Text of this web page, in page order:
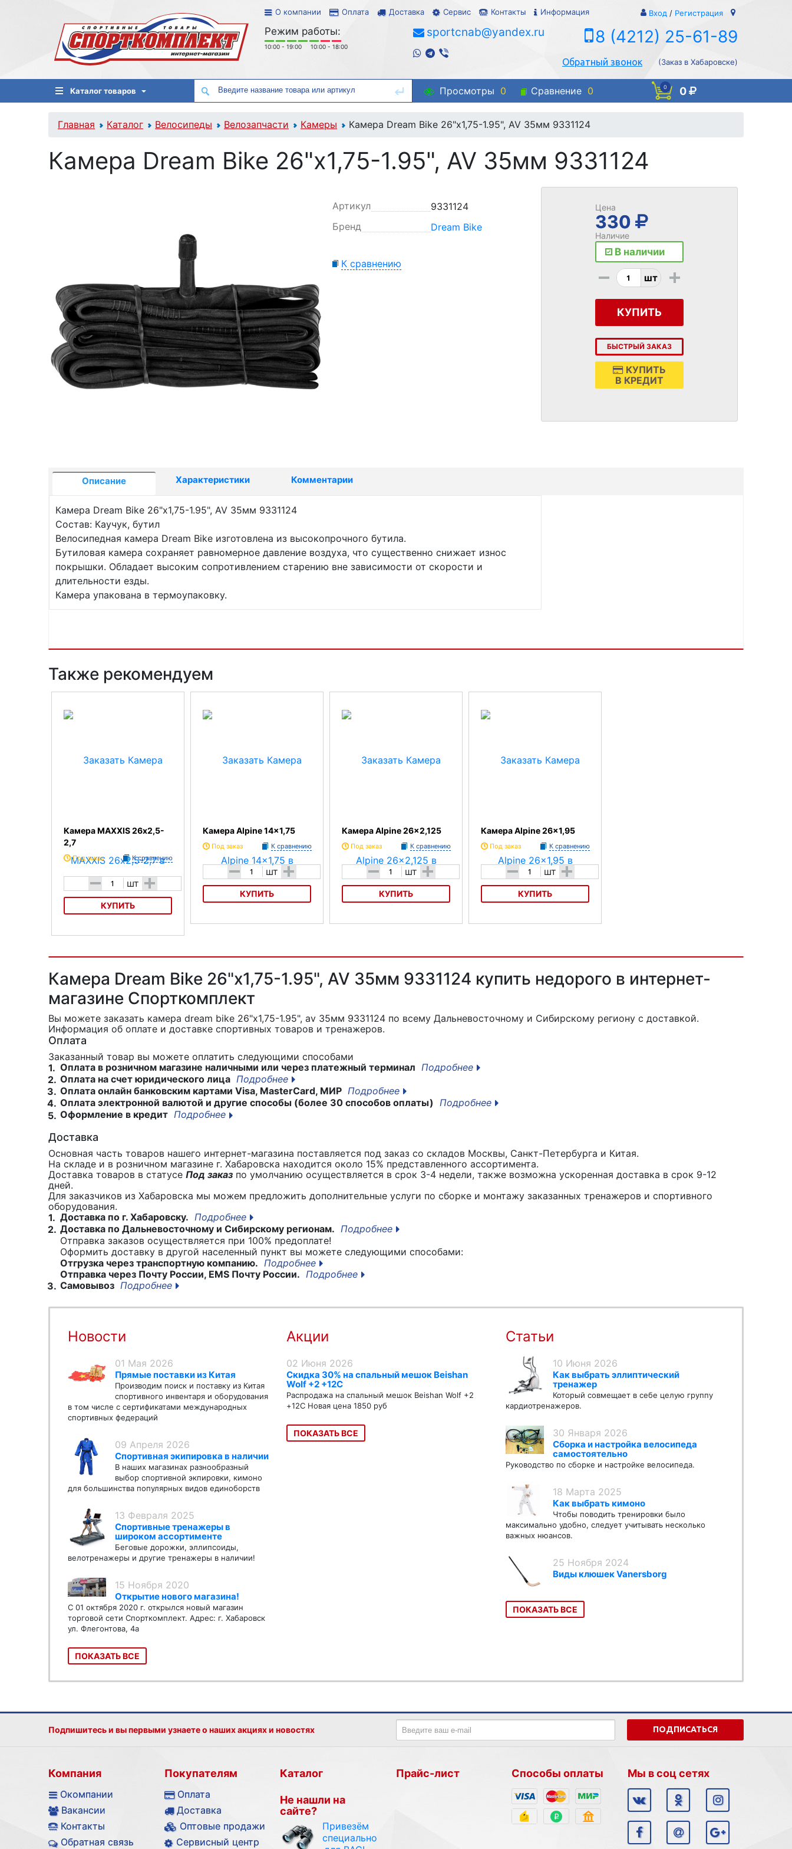
О компании Оплата Доставка Сервис Контакты Информация Вход / Регистрация
Режим работы:
10:00 - 19:00 10:00 - 18:00
sportcnab@yandex.ru 8 (4212) 25-61-89
Обратный звонок (Заказ в Хабаровске)
Каталог товаров Просмотры 0 Сравнение 0 0 0
Главная Каталог Велосипеды Велозапчасти Камеры Камера Dream Bike 26"x1,75-1.95", AV 35мм 9331124
Камера Dream Bike 26"x1,75-1.95", AV 35мм 9331124
Артикул
9331124
Бренд
Dream Bike
К сравнению
Цена
330
Наличие
В наличии
- шт +
КУПИТЬ
БЫСТРЫЙ ЗАКАЗ
КУПИТЬ
В КРЕДИТ
Описание Характеристики Комментарии
Камера Dream Bike 26"x1,75-1.95", AV 35мм 9331124
Состав: Каучук, бутил
Велосипедная камера Dream Bike изготовлена из высокопрочного бутила.
Бутиловая камера сохраняет равномерное давление воздуха, что существенно снижает износ
покрышки. Обладает высоким сопротивлением старению вне зависимости от скорости и
длительности езды.
Камера упакована в термоупаковку.
Также рекомендуем
Камера MAXXIS 26х2,5-
2,7
Под заказ К сравнению
- шт +
КУПИТЬ
Камера Alpine 14x1,75
Под заказ К сравнению
- шт +
КУПИТЬ
Камера Alpine 26x2,125
Под заказ К сравнению
- шт +
КУПИТЬ
Камера Alpine 26x1,95
Под заказ К сравнению
- шт +
КУПИТЬ
Камера Dream Bike 26"x1,75-1.95", AV 35мм 9331124 купить недорого в интернет-
магазине Спорткомплект
Вы можете заказать камера dream bike 26"x1,75-1.95", av 35мм 9331124 по всему Дальневосточному и Сибирскому региону с доставкой.
Информация об оплате и доставке спортивных товаров и тренажеров.
Оплата
Заказанный товар вы можете оплатить следующими способами
1. Оплата в розничном магазине наличными или через платежный терминал Подробнее
2. Оплата на счет юридического лица Подробнее
3. Оплата онлайн банковским картами Visa, MasterCard, МИР Подробнее
4. Оплата электронной валютой и другие способы (более 30 способов оплаты) Подробнее
5. Оформление в кредит Подробнее
Доставка
Основная часть товаров нашего интернет-магазина поставляется под заказ со складов Москвы, Санкт-Петербурга и Китая.
На складе и в розничном магазине г. Хабаровска находится около 15% представленного ассортимента.
Доставка товаров в статусе Под заказ по умолчанию осуществляется в срок 3-4 недели, также возможна ускоренная доставка в срок 9-12
дней.
Для заказчиков из Хабаровска мы можем предложить дополнительные услуги по сборке и монтажу заказанных тренажеров и спортивного
оборудования.
1. Доставка по г. Хабаровску. Подробнее
2. Доставка по Дальневосточному и Сибирскому регионам. Подробнее
Отправка заказов осуществляется при 100% предоплате!
Оформить доставку в другой населенный пункт вы можете следующими способами:
Отгрузка через транспортную компанию. Подробнее
Отправка через Почту России, EMS Почту России. Подробнее
3. Самовывоз Подробнее
Новости
01 Мая 2026
Прямые поставки из Китая
Производим поиск и поставку из Китая
спортивного инвентаря и оборудования
в том числе с сертификатами международных
спортивных федераций
09 Апреля 2026
Спортивная экипировка в наличии
В наших магазинах разнообразный
выбор спортивной экпировки, кимоно
для большинства популярных видов единоборств
13 Февраля 2025
Спортивные тренажеры в
широком ассортименте
Беговые дорожки, эллипсоиды,
велотренажеры и другие тренажеры в наличии!
15 Ноября 2020
Открытие нового магазина!
С 01 октября 2020 г. открылся новый магазин
торговой сети Спорткомплект. Адрес: г. Хабаровск
ул. Флегонтова, 4а
ПОКАЗАТЬ ВСЕ
Акции
02 Июня 2026
Скидка 30% на спальный мешок Beishan
Wolf +2 +12C
Распродажа на спальный мешок Beishan Wolf +2
+12C Новая цена 1850 руб
ПОКАЗАТЬ ВСЕ
Статьи
10 Июня 2026
Как выбрать эллиптический
тренажер
Который совмещает в себе целую группу
кардиотренажеров.
30 Января 2026
Сборка и настройка велосипеда
самостоятельно
Руководство по сборке и настройке велосипеда.
18 Марта 2025
Как выбрать кимоно
Чтобы поводить тренировки было
максимально удобно, следует учитывать несколько
важных нюансов.
25 Ноября 2024
Виды клюшек Vanersborg
ПОКАЗАТЬ ВСЕ
Подпишитесь и вы первыми узнаете о наших акциях и новостях ПОДПИСАТЬСЯ
Компания
Окомпании
Вакансии
Контакты
Обратная связь
Покупателям
Оплата
Доставка
Оптовые продажи
Сервисный центр
Каталог
Не нашли на
сайте?
Привезём
специально
Прайс-лист Способы оплаты Мы в соц сетях